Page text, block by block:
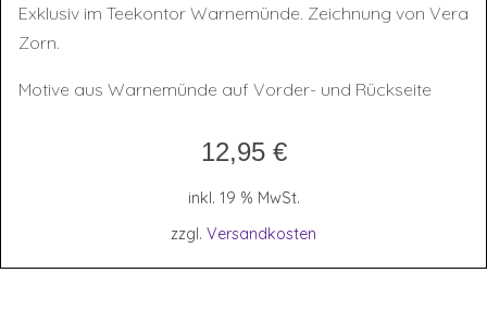
Exklusiv im Teekontor Warnemünde. Zeichnung von Vera
Zorn.
Motive aus Warnemünde auf Vorder- und Rückseite
12,95 €
inkl. 19 % MwSt.
zzgl. Versandkosten